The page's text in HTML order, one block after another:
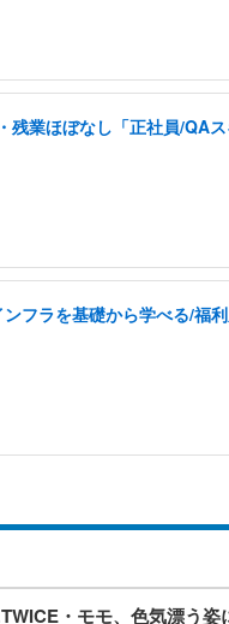
業ほぼなし「正社員/QA
フラを基礎から学べる/福
・モモ、色気漂う姿